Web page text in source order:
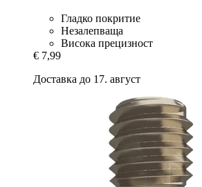
Гладко покритие
Незалепваща
Висока прецизност
€ 7,99
Доставка до 17. август